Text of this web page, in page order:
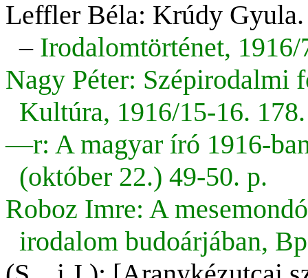
Leffler Béla: Krúdy Gyula.
– Irodalomtörténet,
Nagy Péter: Szépirodalmi
Kultúra, 1916/15-16.
—r: A magyar író 1916-
(október 22.) 49-50. p.
Roboz Imre: A
irodalom budoárjában,